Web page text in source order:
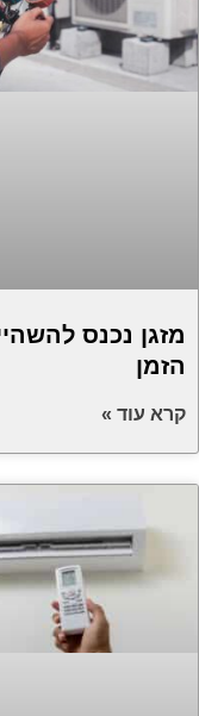
מזגן נכנס
הזמן
קרא עוד »